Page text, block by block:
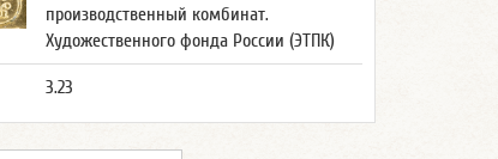
производственный комбинат.
Художественного фонда России (ЭТПК)
3.23